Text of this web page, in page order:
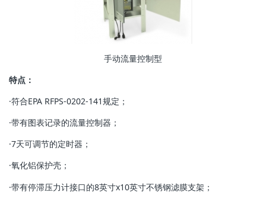
手动流量控制型
特点：
·符合EPA RFPS-0202-141规定；
·带有图表记录的流量控制器；
·7天可调节的定时器；
·氧化铝保护壳；
·带有停滞压力计接口的8英寸x10英寸不锈钢滤膜支架；